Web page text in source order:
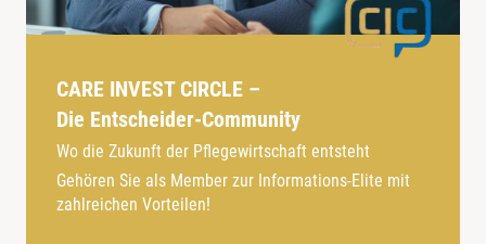
CARE INVEST CIRCLE –
Die Entscheider-Community
Wo die Zukunft der Pflegewirtschaft entsteht
Gehören Sie als Member zur Informations-Elite mit
zahlreichen Vorteilen!